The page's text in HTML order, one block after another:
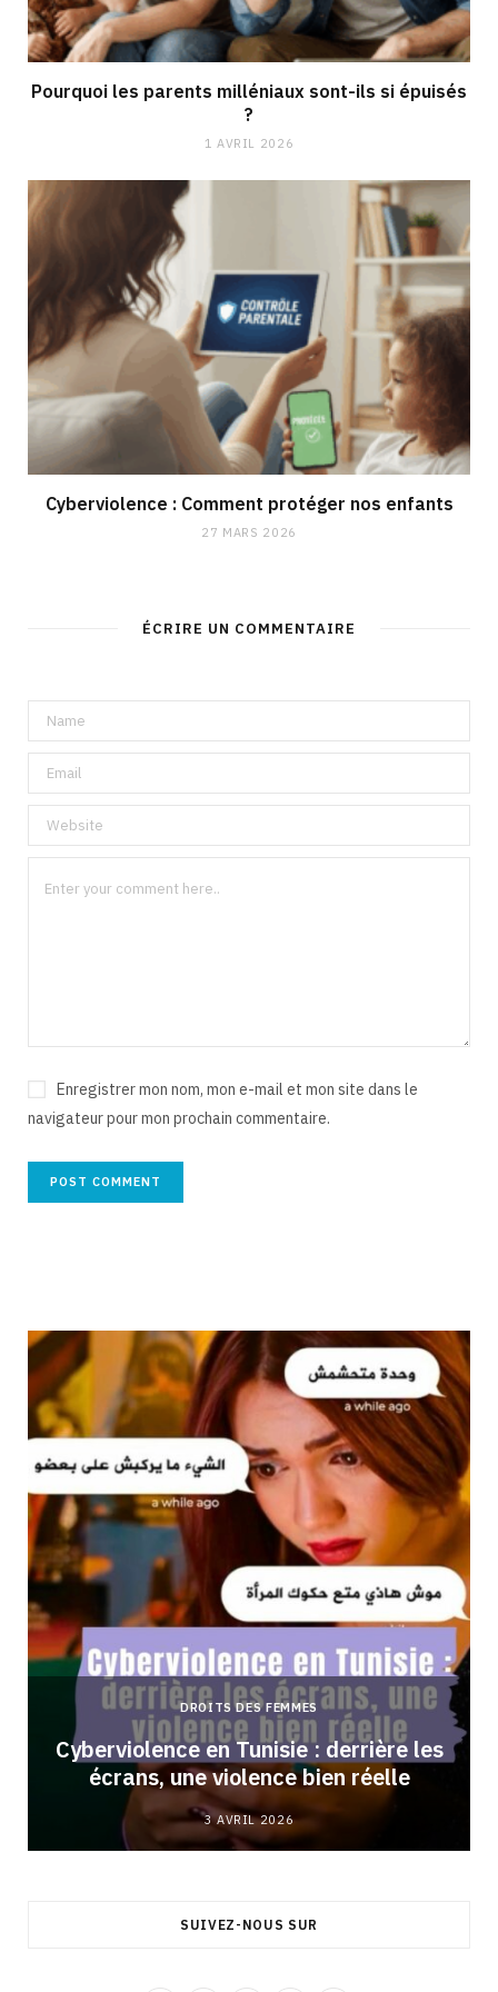
Pourquoi les parents milléniaux sont-ils si épuisés
?
1 AVRIL 2026
Cyberviolence : Comment protéger nos enfants
27 MARS 2026
ÉCRIRE UN COMMENTAIRE
Enregistrer mon nom, mon e-mail et mon site dans le
navigateur pour mon prochain commentaire.
DROITS DES FEMMES
Cyberviolence en Tunisie : derrière les
écrans, une violence bien réelle
3 AVRIL 2026
SUIVEZ-NOUS SUR